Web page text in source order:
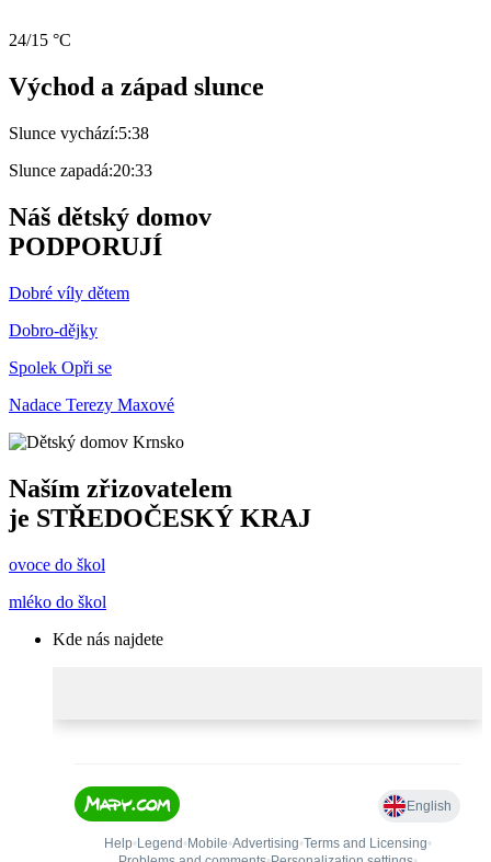
24/15 °C
Východ a západ slunce
Slunce vychází:5:38
Slunce zapadá:20:33
Náš dětský domov
PODPORUJÍ
Dobré víly dětem
Dobro-dějky
Spolek Opři se
Nadace Terezy Maxové
Naším zřizovatelem
je STŘEDOČESKÝ KRAJ
ovoce do škol
mléko do škol
Kde nás najdete